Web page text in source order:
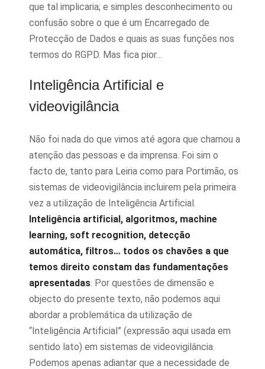
que tal implicaria; e simples desconhecimento ou
confusão sobre o que é um Encarregado de
Protecção de Dados e quais as suas funções nos
termos do RGPD. Mas fica pior…
Inteligência Artificial e
videovigilância
Não foi nada do que vimos até agora que chamou a
atenção das pessoas e da imprensa. Foi sim o
facto de, tanto para Leiria como para Portimão, os
sistemas de videovigilância incluirem pela primeira
vez a utilização de Inteligência Artificial.
Inteligência artificial, algoritmos, machine
learning, soft recognition, detecção
automática, filtros… todos os chavões a que
temos direito constam das fundamentações
apresentadas . Por questões de dimensão e
objecto do presente texto, não podemos aqui
abordar a problemática da utilização de
“Inteligência Artificial” (expressão aqui usada em
sentido lato) em sistemas de videovigilância.
Podemos apenas adiantar que a necessidade de